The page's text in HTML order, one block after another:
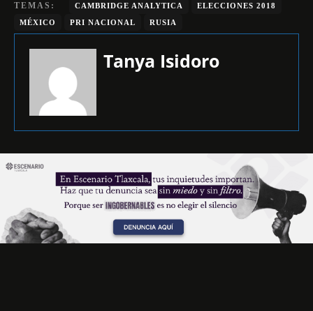
TEMAS: CAMBRIDGE ANALYTICA
ELECCIONES 2018
MÉXICO
PRI NACIONAL RUSIA
Tanya Isidoro